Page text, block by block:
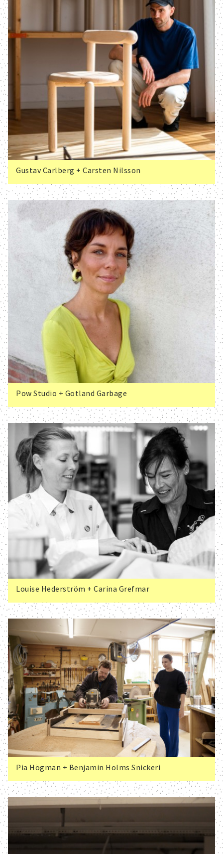
Gustav Carlberg + Carsten Nilsson
Pow Studio + Gotland Garbage
Louise Hederström + Carina Grefmar
Pia Högman + Benjamin Holms Snickeri